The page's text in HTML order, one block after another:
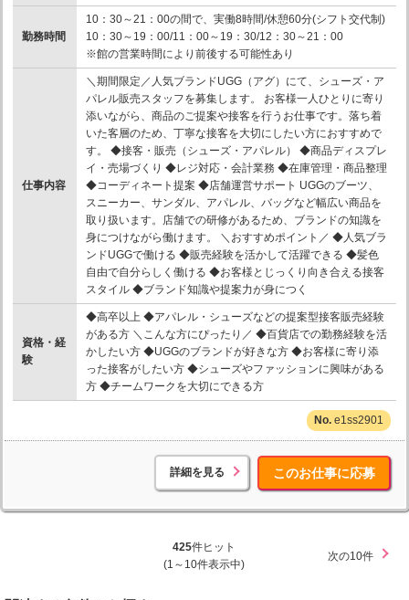
勤務時間
10：30～21：00の間で、実働8時間/休憩60分(シフト交代制)
10：30～19：00/11：00～19：30/12：30～21：00
※館の営業時間により前後する可能性あり
仕事内容
＼期間限定／人気ブランドUGG（アグ）にて、シューズ・ア
パレル販売スタッフを募集します。 お客様一人ひとりに寄り
添いながら、商品のご提案や接客を行うお仕事です。落ち着
いた客層のため、丁寧な接客を大切にしたい方におすすめで
す。 ◆接客・販売（シューズ・アパレル） ◆商品ディスプレ
イ・売場づくり ◆レジ対応・会計業務 ◆在庫管理・商品整理
◆コーディネート提案 ◆店舗運営サポート UGGのブーツ、
スニーカー、サンダル、アパレル、バッグなど幅広い商品を
取り扱います。店舗での研修があるため、ブランドの知識を
身につけながら働けます。 ＼おすすめポイント／ ◆人気ブラ
ンドUGGで働ける ◆販売経験を活かして活躍できる ◆髪色
自由で自分らしく働ける ◆お客様とじっくり向き合える接客
スタイル ◆ブランド知識や提案力が身につく
資格・経
験
◆高卒以上 ◆アパレル・シューズなどの提案型接客販売経験
がある方 ＼こんな方にぴったり／ ◆百貨店での勤務経験を活
かしたい方 ◆UGGのブランドが好きな方 ◆お客様に寄り添
った接客がしたい方 ◆シューズやファッションに興味がある
方 ◆チームワークを大切にできる方
e1ss2901
詳細を見る このお仕事に応募
425件ヒット
(1～10件表示中)
次の10件